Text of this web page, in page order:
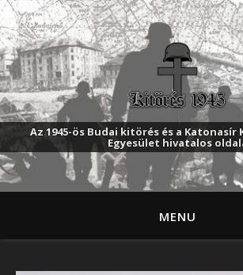
Az 1945-ös Budai kitörés és a Katonasír
Egyesület hivatalos
MENU